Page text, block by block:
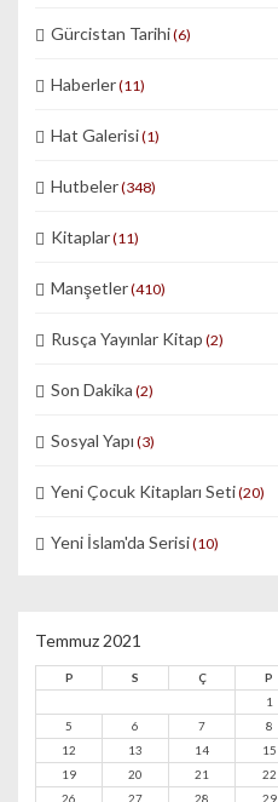
Gürcistan Tarihi(6)
Haberler(11)
Hat Galerisi(1)
Hutbeler(348)
Kitaplar(11)
Manşetler(410)
Rusça Yayınlar Kitap (2)
Son Dakika (2)
Sosyal Yapı (3)
Yeni Çocuk Kitapları Seti(20)
Yeni İslam'da Serisi(10)
Temmuz 2021
P S Ç P
1
5
6 7 8
12
13 14 15
19
20 21 22
26
27 28 29